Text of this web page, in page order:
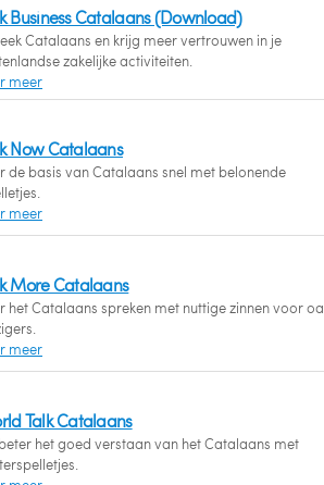
Business Catalaans (Download)
Catalaans en krijg meer vertrouwen in je
zakelijke activiteiten.
meer
Now Catalaans
de basis van Catalaans snel met belonende
meer
More Catalaans
het Catalaans spreken met nuttige zinnen voor oa
meer
Talk Catalaans
het goed verstaan van het Catalaans met